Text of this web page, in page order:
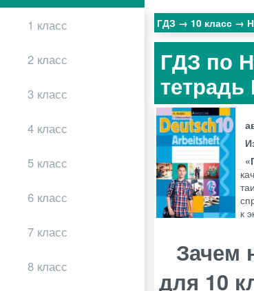
1 класс
2 класс
3 класс
4 класс
5 класс
6 класс
7 класс
8 класс
ГДЗ 10 класс
ГДЗ по
к
Зачем
для 10